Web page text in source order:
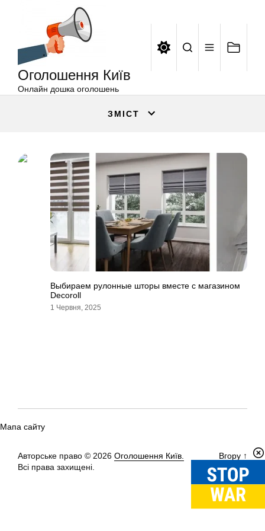
Оголошення Київ
Онлайн дошка оголошень
ЗМІСТ
Выбираем рулонные шторы вместе с магазином
Decoroll
1 Червня, 2025
Мапа сайту
Авторське право © 2026 Оголошення Київ.
Всі права захищені.
Вгору ↑